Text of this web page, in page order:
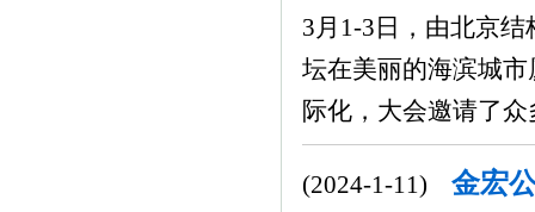
3月1-3日，由北京
坛在美丽的海滨城
际化，大会邀请了
(2024-1-11) 金宏